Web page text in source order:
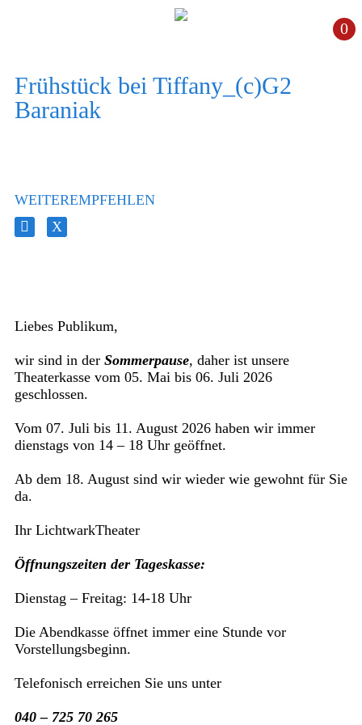
0
Frühstück bei Tiffany_(c)G2
Baraniak
WEITEREMPFEHLEN
Liebes Publikum,
wir sind in derSommerpause, daher ist unsere
Theaterkasse vom 05. Mai bis 06. Juli 2026
geschlossen.
Vom 07. Juli bis 11. August 2026 haben wir immer
dienstags von 14 – 18 Uhr geöffnet.
Ab dem 18. August sind wir wieder wie gewohnt für Sie
da.
Ihr LichtwarkTheater
Öffnungszeiten der Tageskasse:
Dienstag – Freitag: 14-18 Uhr
Die Abendkasse öffnet immer eine Stunde vor
Vorstellungsbeginn.
Telefonisch erreichen Sie uns unter
040 – 725 70 265